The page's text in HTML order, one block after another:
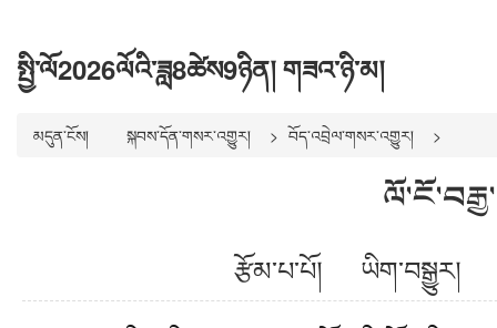
སྤྱི་ལོ2026ལོའི་ཟླ8ཚེས9ཉིན། གཟའ་ཉི་མ།
མདུན་ངོས། སྐབས་དོན་གསར་འགྱུར། བོད་འབྲེལ་གསར་འགྱུར།
རྩོམ་པ་པོ།